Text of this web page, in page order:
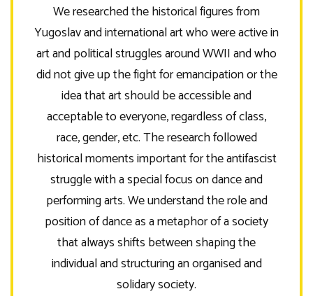
We researched the historical figures from
Yugoslav and international art who were active in
art and political struggles around WWII and who
did not give up the fight for emancipation or the
idea that art should be accessible and
acceptable to everyone, regardless of class,
race, gender, etc. The research followed
historical moments important for the antifascist
struggle with a special focus on dance and
performing arts. We understand the role and
position of dance as a metaphor of a society
that always shifts between shaping the
individual and structuring an organised and
solidary society.